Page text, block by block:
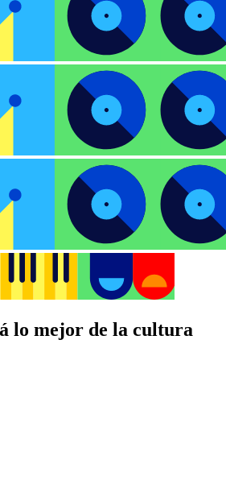
lo mejor de la cultura